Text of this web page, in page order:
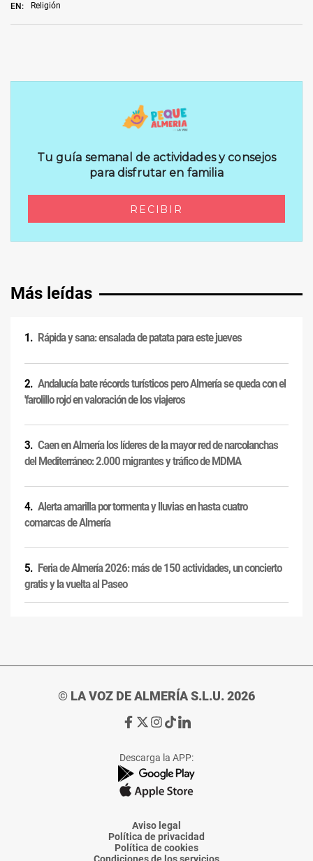
EN: Religión
Más leídas
Rápida y sana: ensalada de patata para este jueves
Andalucía bate récords turísticos pero Almería se queda con el
'farolillo rojo' en valoración de los viajeros
Caen en Almería los líderes de la mayor red de narcolanchas
del Mediterráneo: 2.000 migrantes y tráfico de MDMA
Alerta amarilla por tormenta y lluvias en hasta cuatro
comarcas de Almería
Feria de Almería 2026: más de 150 actividades, un concierto
gratis y la vuelta al Paseo
© LA VOZ DE ALMERÍA S.L.U. 2026
Ir
de
La
Voz
Almería
Ir
de
La
Voz
Almería
Ir
de
La
Voz
Almería
Ir
de
La
Voz
Almería
Ir
de
La
Voz
Descarga la APP:
Aviso legal
Política de privacidad
Política de cookies